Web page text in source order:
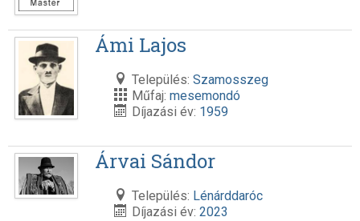
Ámi Lajos
Település: Szamosszeg
Műfaj: mesemondó
Díjazási év: 1959
Árvai Sándor
Település: Lénárddaróc
Díjazási év: 2023